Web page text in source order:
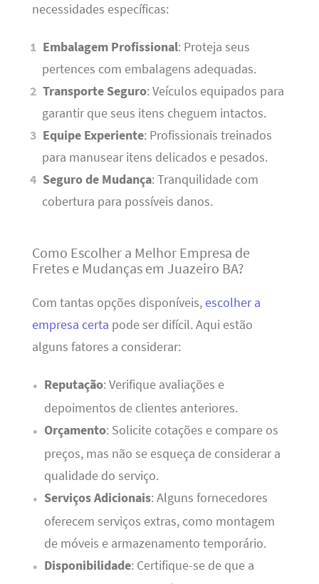
necessidades específicas:
Embalagem Profissional: Proteja seus
pertences com embalagens adequadas.
Transporte Seguro: Veículos equipados para
garantir que seus itens cheguem intactos.
Equipe Experiente: Profissionais treinados
para manusear itens delicados e pesados.
Seguro de Mudança: Tranquilidade com
cobertura para possíveis danos.
Como Escolher a Melhor Empresa de
Fretes e Mudanças em Juazeiro BA?
Com tantas opções disponíveis,escolher a
empresa certa pode ser difícil. Aqui estão
alguns fatores a considerar:
Reputação: Verifique avaliações e
depoimentos de clientes anteriores.
Orçamento: Solicite cotações e compare os
preços, mas não se esqueça de considerar a
qualidade do serviço.
Serviços Adicionais: Alguns fornecedores
oferecem serviços extras, como montagem
de móveis e armazenamento temporário.
Disponibilidade: Certifique-se de que a